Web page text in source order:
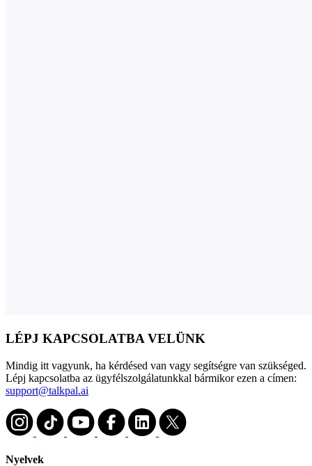
LÉPJ KAPCSOLATBA VELÜNK
Mindig itt vagyunk, ha kérdésed van vagy segítségre van szükséged.
Lépj kapcsolatba az ügyfélszolgálatunkkal bármikor ezen a címen:
support@talkpal.ai
Nyelvek